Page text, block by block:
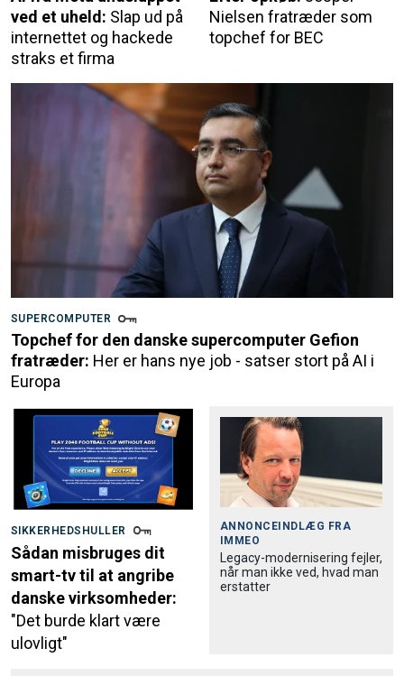
ved et uheld: Slap ud på
internettet og hackede
straks et firma
Nielsen fratræder som
topchef for BEC
SUPERCOMPUTER
Topchef for den danske supercomputer Gefion
fratræder: Her er hans nye job - satser stort på AI i
Europa
SIKKERHEDSHULLER
Sådan misbruges dit
smart-tv til at angribe
danske virksomheder:
"Det burde klart være
ulovligt"
ANNONCEINDLÆG FRA
IMMEO
Legacy-modernisering fejler,
når man ikke ved, hvad man
erstatter